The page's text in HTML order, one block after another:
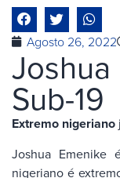
Agosto 26, 2022
Sub-19
Extremo nigeriano
Joshua
nigeriano é